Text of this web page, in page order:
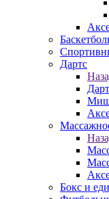
Дартс
Бокс и